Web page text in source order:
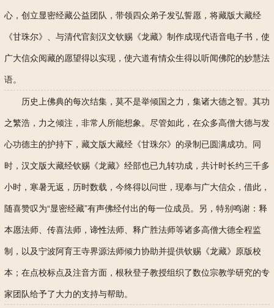
心，创立显密经藏公益团队，带领四众弟子发弘誓愿，将藏版大藏经
《甘珠尔》、与清代官刻汉文钦赐《龙藏》制作成现代语音电子书，使
广大信众阅藏的愿望得以实现，使六道有情众生得以听闻佛陀的妙慧法
语。
历史上佛典的每次结集，莫不是举倾国之力，集诸大德之智。其功
之繁浩 ，力之倾注，非常人所能想象。尽管如此，在众多高僧大德与发
心功德主的护持下，藏文版大藏经《甘珠尔》的录制已圆满成功。同
时，汉文版大藏经钦赐《龙藏》经部也已九转功成，共计时长约三千多
小时，寒暑无返，历时数载，今终得以问世，现奉与广大信众，借此，
随喜赞叹为“显密经藏”有声佛经付出的每一位成员。另，特别鸣谢：释
本愿法师、传喜法师， 谛性法师、释广胜法师等诸多高僧大德全程监
制，以及宁波阿育王寺界源法师倾力协助并提供钦赐《龙藏》原版校
本；在点校标点及注音方面，根秋登子教授组织了数位宗教学研究的专
家团队给予了大力的支持与帮助。